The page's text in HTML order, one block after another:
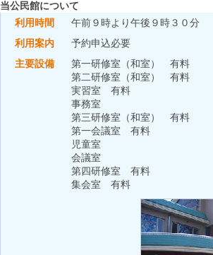
当公民館について
利用時間
午前９時より午後９時３０分
利用案内
予約申込必要
主要設備
第一研修室（和室） 有料
第二研修室（和室） 有料
実習室 有料
事務室
第三研修室（和室） 有料
第一会議室 有料
児童室
会議室
第四研修室 有料
集会室 有料